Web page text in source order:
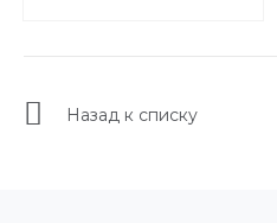
Назад к списку